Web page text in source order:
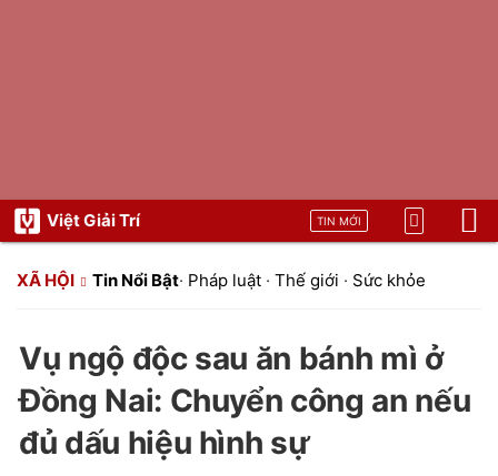
Việt Giải Trí TIN MỚI
XÃ HỘI Tin Nổi Bật· Pháp luật · Thế giới · Sức khỏe
Vụ ngộ độc sau ăn bánh mì ở
Đồng Nai: Chuyển công an nếu
đủ dấu hiệu hình sự